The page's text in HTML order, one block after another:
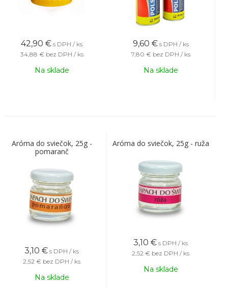
42,90 € s DPH / ks
34,88 € bez DPH / ks
Na sklade
9,60 € s DPH / ks
7,80 € bez DPH / ks
Na sklade
Aróma do sviečok, 25g -
pomaranč
3,10 € s DPH / ks
2,52 € bez DPH / ks
Na sklade
Aróma do sviečok, 25g - ruža
3,10 € s DPH / ks
2,52 € bez DPH / ks
Na sklade